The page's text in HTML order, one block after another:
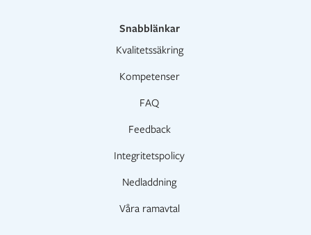
Snabblänkar
Kvalitetssäkring
Kompetenser
FAQ
Feedback
Integritetspolicy
Nedladdning
Våra ramavtal